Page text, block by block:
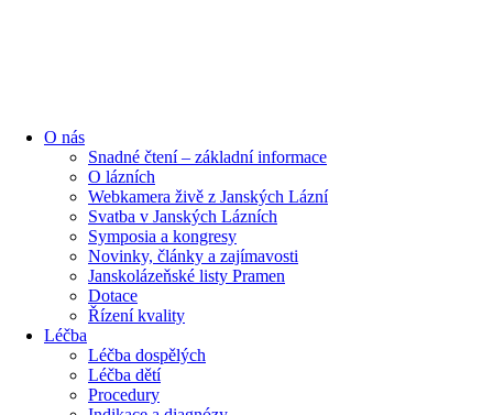
O nás
Snadné čtení – základní informace
O lázních
Webkamera živě z Janských Lázní
Svatba v Janských Lázních
Symposia a kongresy
Novinky, články a zajímavosti
Janskolázeňské listy Pramen
Dotace
Řízení kvality
Léčba
Léčba dospělých
Léčba dětí
Procedury